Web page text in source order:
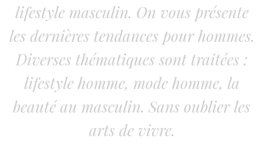
lifestyle masculin. On vous présente
les dernières tendances pour hommes.
Diverses thématiques sont traitées :
lifestyle homme, mode homme, la
beauté au masculin. Sans oublier les
arts de vivre.